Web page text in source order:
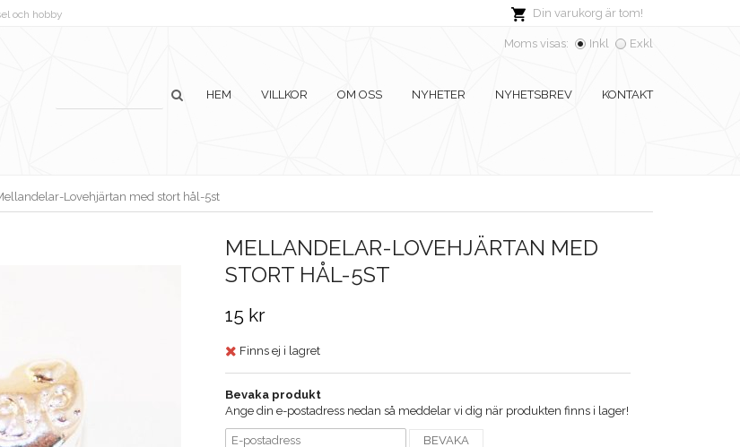
Din varukorg är tom!
och hobby
Moms visas: Inkl Exkl
HEM VILLKOR OM OSS NYHETER NYHETSBREV KONTAKT
Lovehjärtan med stort hål-5st
MELLANDELAR-LOVEHJÄRTAN MED
STORT HÅL-5ST
15 kr
Finns ej i lagret
Bevaka produkt
Ange din e-postadress nedan så meddelar vi dig när produkten finns i lager!
BEVAKA